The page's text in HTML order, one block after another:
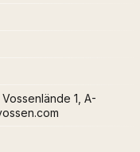
Vossenlände 1, A-